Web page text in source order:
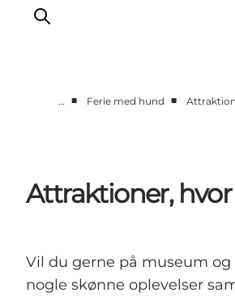
Byer og steder
Planlæg ferien
… ■ Ferie med hund ■
Attraktioner,
Vil du gerne på museum
nogle skønne oplevelser